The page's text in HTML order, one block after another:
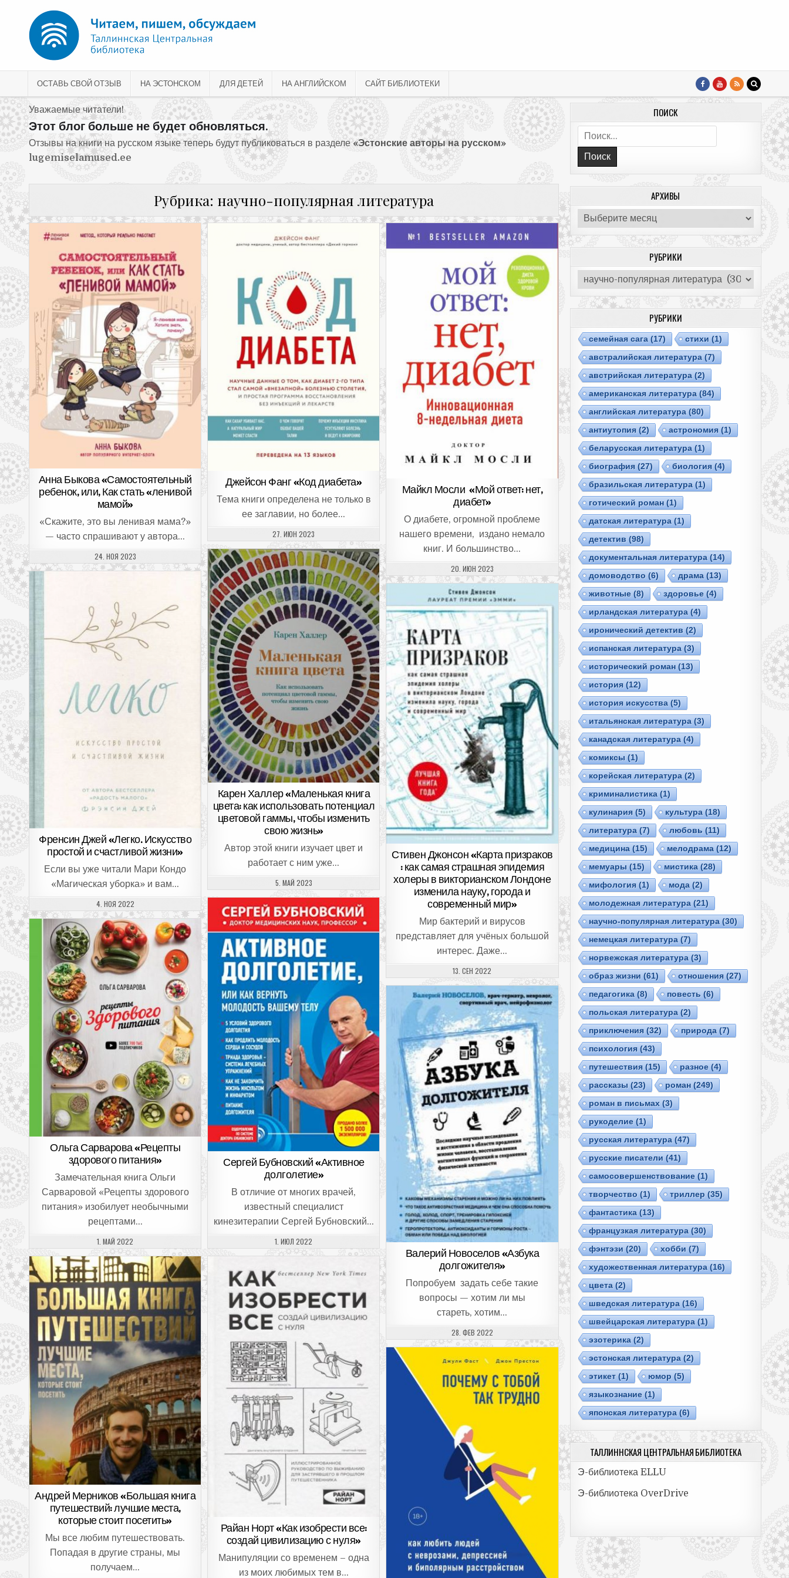
ОСТАВЬ СВОЙ ОТЗЫВ НА ЭСТОНСКОМ ДЛЯ ДЕТЕЙ НА АНГЛИЙСКОМ САЙТ БИБЛИОТЕКИ
Уважаемые читатели!
Этот блог больше не будет обновляться.
Отзывы на книги на русском языке теперь будут публиковаться в разделе«Эстонские авторы на русском»
lugemiselamused.ee
Рубрика: научно-популярная литература
Анна Быкова «Самостоятельный
ребенок, или, Как стать «ленивой
мамой»
«Скажите, это вы ленивая мама?»
— часто спрашивают у автора…
ДАТА ПУБЛИКАЦИИ:
24. НОЯ 2023
Джейсон Фанг «Код диабета»
Тема книги определена не только в
ее заглавии, но более…
ДАТА ПУБЛИКАЦИИ:
27. ИЮН 2023
Майкл Мосли «Мой ответ: нет,
диабет»
О диабете, огромной проблеме
нашего времени, издано немало
книг. И большинство…
ДАТА ПУБЛИКАЦИИ:
20. ИЮН 2023
Карен Халлер «Маленькая книга
цвета: как использовать потенциал
цветовой гаммы, чтобы изменить
свою жизнь»
Автор этой книги изучает цвет и
работает с ним уже…
ДАТА ПУБЛИКАЦИИ:
5. МАЙ 2023
Френсин Джей «Легко. Искусство
простой и счастливой жизни»
Если вы уже читали Мари Кондо
«Магическая уборка» и вам…
ДАТА ПУБЛИКАЦИИ:
4. НОЯ 2022
Стивен Джонсон «Карта призраков
: как самая страшная эпидемия
холеры в викторианском Лондоне
изменила науку, города и
современный мир»
Мир бактерий и вирусов
представляет для учёных большой
интерес. Даже…
ДАТА ПУБЛИКАЦИИ:
13. СЕН 2022
Сергей Бубновский «Активное
долголетие»
В отличие от многих врачей,
известный специалист
кинезитерапии Сергей Бубновский…
ДАТА ПУБЛИКАЦИИ:
1. ИЮЛ 2022
Ольга Сарварова «Рецепты
здорового питания»
Замечательная книга Ольги
Сарваровой «Рецепты здорового
питания» изобилует необычными
рецептами…
ДАТА ПУБЛИКАЦИИ:
1. МАЙ 2022
Валерий Новоселов «Азбука
долгожителя»
Попробуем задать себе такие
вопросы — хотим ли мы
стареть, хотим…
ДАТА ПУБЛИКАЦИИ:
28. ФЕВ 2022
Андрей Мерников «Большая книга
путешествий: лучшие места,
которые стоит посетить»
Мы все любим путешествовать.
Попадая в другие страны, мы
получаем…
Райан Норт «Как изобрести все:
создай цивилизацию с нуля»
Манипуляции со временем – одна
из моих любимых тем в…
ПОИСК
Поиск:
АРХИВЫ
Архивы
РУБРИКИ
Рубрики
РУБРИКИ
cемейная сага(17) cтихи (1)
австралийская литература(7)
австрийская литература(2)
американская литература(84)
английская литература(80)
антиутопия(2) астрономия(1)
беларусская литература(1)
биография(27) биология(4)
бразильская литература(1)
готический роман(1)
датская литература(1)
детектив(98)
документальная литература(14)
домоводство (6) драма(13)
животные(8) здоровье(4)
ирландская литература(4)
иронический детектив(2)
испанская литература(3)
исторический роман(13)
история(12)
история искусства(5)
итальянская литература(3)
канадская литература(4)
комиксы(1)
корейская литература(2)
криминалистика(1)
кулинария(5) культура(18)
литература(7) любовь(11)
медицина(15) мелодрама(12)
мемуары(15) мистика(28)
мифология(1) мода(2)
молодежная литература(21)
научно-популярная литература(30)
немецкая литература(7)
норвежская литература(3)
образ жизни (61) отношения(27)
педагогика(8) повесть(6)
польская литература(2)
приключения(32) природа(7)
психология(43)
путешествия(15) разное(4)
рассказы(23) роман(249)
роман в письмах(3)
рукоделие(1)
русская литература(47)
русские писатели (41)
самосовершенствование(1)
творчество (1) триллер (35)
фантастика(13)
французкая литература(30)
фэнтэзи (20) хобби (7)
художественная литература(16)
цвета(2)
шведская литература(16)
швейцарская литература(1)
эзотерика(2)
эстонская литература(2)
этикет(1) юмор (5)
языкознание(1)
японская литература(6)
ТАЛЛИННСКАЯ ЦЕНТРАЛЬНАЯ БИБЛИОТЕКА
Э-библиотека ELLU
Э-библиотекa OverDrive